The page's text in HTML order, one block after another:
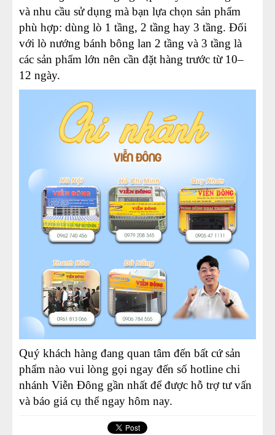
và nhu cầu sử dụng mà bạn lựa chọn sản phẩm
phù hợp: dùng lò 1 tầng, 2 tầng hay 3 tầng. Đối
với lò nướng bánh bông lan 2 tầng và 3 tầng là
các sản phẩm lớn nên cần đặt hàng trước từ 10–
12 ngày.
Quý khách hàng đang quan tâm đến bất cứ sản
phẩm nào vui lòng gọi ngay đến số hotline chi
nhánh Viễn Đông gần nhất để được hỗ trợ tư vấn
và báo giá cụ thể ngay hôm nay.